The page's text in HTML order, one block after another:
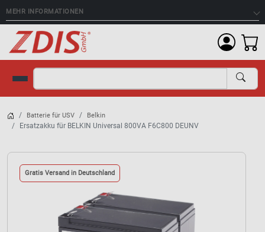
MEHR INFORMATIONEN
Suche
Batterie für USV Belkin
Ersatzakku für BELKIN Universal 800VA F6C800 DEUNV
Gratis Versand in Deutschland